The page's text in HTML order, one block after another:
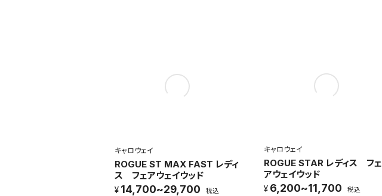
キャロウェイ
ROGUE ST MAX FAST レディ
ス フェアウェイウッド
14,700~29,700 税込
キャロウェイ
ROGUE STAR レディス フェ
アウェイウッド
6,200~11,700 税込